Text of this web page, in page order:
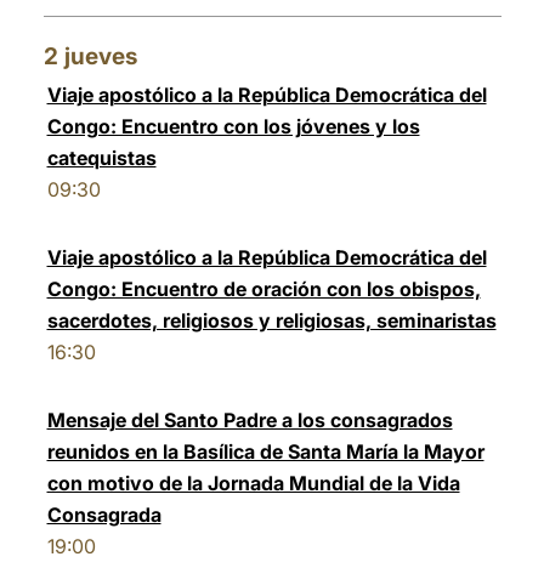
2 jueves
Viaje apostólico a la República Democrática del
Congo: Encuentro con los jóvenes y los
catequistas
09:30
Viaje apostólico a la República Democrática del
Congo: Encuentro de oración con los obispos,
sacerdotes, religiosos y religiosas, seminaristas
16:30
Mensaje del Santo Padre a los consagrados
reunidos en la Basílica de Santa María la Mayor
con motivo de la Jornada Mundial de la Vida
Consagrada
19:00